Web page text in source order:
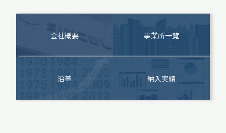
会社概要 事業所一覧
沿革 納入実績